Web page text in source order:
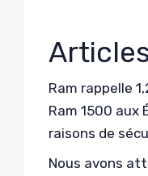
Ram rappelle
Ram 1500 aux
raisons de
Nous avons